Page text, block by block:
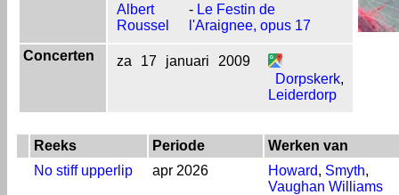
Albert
Roussel
- Le Festin de
l'Araignee, opus 17
Concerten
za 17 januari
2009
Dorpskerk,
Leiderdorp
Reeks Periode
Werken van
No stiff upperlip
apr 2026 Howard, Smyth,
Vaughan Williams